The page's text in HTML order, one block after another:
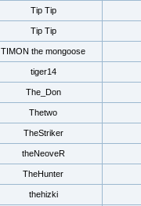
Tip Tip
Tip Tip
TIMON the mongoose
tiger14
The_Don
Thetwo
TheStriker
theNeoveR
TheHunter
thehizki